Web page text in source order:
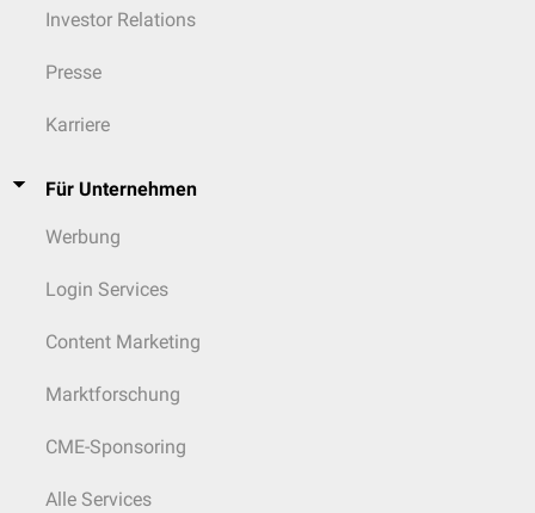
Investor Relations
Presse
Karriere
Für Unternehmen
Werbung
Login Services
Content Marketing
Marktforschung
CME-Sponsoring
Alle Services